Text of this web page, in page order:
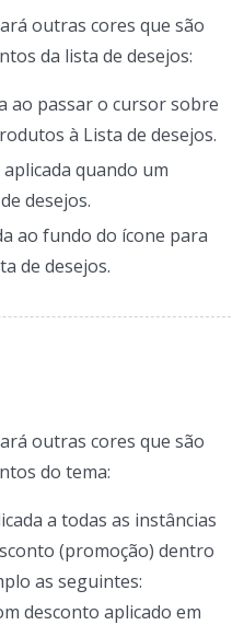
outras cores que são
da lista de desejos:
ao passar o cursor sobre
à Lista de desejos.
aplicada quando um
desejos.
ao fundo do ícone para
de desejos.
outras cores que são
do tema:
a todas as instâncias
(promoção) dentro
as seguintes:
desconto aplicado em